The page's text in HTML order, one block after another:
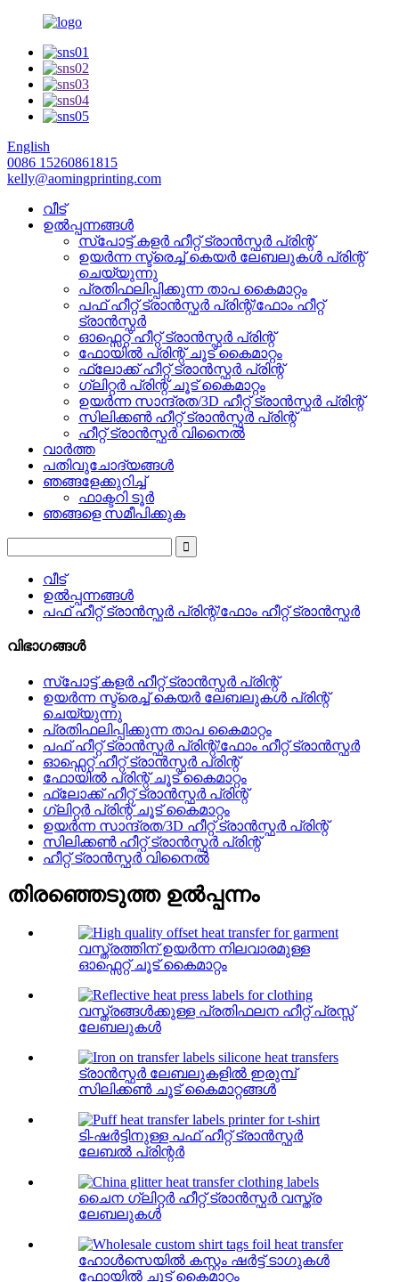
English
0086 15260861815
kelly@aomingprinting.com
വീട്
ഉൽപ്പന്നങ്ങൾ
സ്പോട്ട് കളർ ഹീറ്റ് ട്രാൻസ്ഫർ പ്രിന്റ്
ഉയർന്ന സ്ട്രെച്ച് കെയർ ലേബലുകൾ പ്രിന്റ്
ചെയ്യുന്നു
പ്രതിഫലിപ്പിക്കുന്ന താപ കൈമാറ്റം
പഫ് ഹീറ്റ് ട്രാൻസ്ഫർ പ്രിന്റ്/ഫോം ഹീറ്റ്
ട്രാൻസ്ഫർ
ഓഫ്സെറ്റ് ഹീറ്റ് ട്രാൻസ്ഫർ പ്രിന്റ്
ഫോയിൽ പ്രിന്റ് ചൂട് കൈമാറ്റം
ഫ്ലോക്ക് ഹീറ്റ് ട്രാൻസ്ഫർ പ്രിന്റ്
ഗ്ലിറ്റർ പ്രിന്റ് ചൂട് കൈമാറ്റം
ഉയർന്ന സാന്ദ്രത/3D ഹീറ്റ് ട്രാൻസ്ഫർ പ്രിന്റ്
സിലിക്കൺ ഹീറ്റ് ട്രാൻസ്ഫർ പ്രിന്റ്
ഹീറ്റ് ട്രാൻസ്ഫർ വിനൈൽ
വാർത്ത
പതിവുചോദ്യങ്ങൾ
ഞങ്ങളേക്കുറിച്ച്
ഫാക്ടറി ടൂർ
ഞങ്ങളെ സമീപിക്കുക
വീട്
ഉൽപ്പന്നങ്ങൾ
പഫ് ഹീറ്റ് ട്രാൻസ്ഫർ പ്രിന്റ്/ഫോം ഹീറ്റ് ട്രാൻസ്ഫർ
വിഭാഗങ്ങൾ
സ്പോട്ട് കളർ ഹീറ്റ് ട്രാൻസ്ഫർ പ്രിന്റ്
ഉയർന്ന സ്ട്രെച്ച് കെയർ ലേബലുകൾ പ്രിന്റ്
ചെയ്യുന്നു
പ്രതിഫലിപ്പിക്കുന്ന താപ കൈമാറ്റം
പഫ് ഹീറ്റ് ട്രാൻസ്ഫർ പ്രിന്റ്/ഫോം ഹീറ്റ് ട്രാൻസ്ഫർ
ഓഫ്സെറ്റ് ഹീറ്റ് ട്രാൻസ്ഫർ പ്രിന്റ്
ഫോയിൽ പ്രിന്റ് ചൂട് കൈമാറ്റം
ഫ്ലോക്ക് ഹീറ്റ് ട്രാൻസ്ഫർ പ്രിന്റ്
ഗ്ലിറ്റർ പ്രിന്റ് ചൂട് കൈമാറ്റം
ഉയർന്ന സാന്ദ്രത/3D ഹീറ്റ് ട്രാൻസ്ഫർ പ്രിന്റ്
സിലിക്കൺ ഹീറ്റ് ട്രാൻസ്ഫർ പ്രിന്റ്
ഹീറ്റ് ട്രാൻസ്ഫർ വിനൈൽ
തിരഞ്ഞെടുത്ത ഉൽപ്പന്നം
വസ്ത്രത്തിന് ഉയർന്ന നിലവാരമുള്ള
ഓഫ്സെറ്റ് ചൂട് കൈമാറ്റം
വസ്ത്രങ്ങൾക്കുള്ള പ്രതിഫലന ഹീറ്റ് പ്രസ്സ്
ലേബലുകൾ
ട്രാൻസ്ഫർ ലേബലുകളിൽ ഇരുമ്പ്
സിലിക്കൺ ചൂട് കൈമാറ്റങ്ങൾ
ടി-ഷർട്ടിനുള്ള പഫ് ഹീറ്റ് ട്രാൻസ്ഫർ
ലേബൽ പ്രിന്റർ
ചൈന ഗ്ലിറ്റർ ഹീറ്റ് ട്രാൻസ്ഫർ വസ്ത്ര
ലേബലുകൾ
ഹോൾസെയിൽ കസ്റ്റം ഷർട്ട് ടാഗുകൾ
ഫോയിൽ ചൂട് കൈമാറ്റം